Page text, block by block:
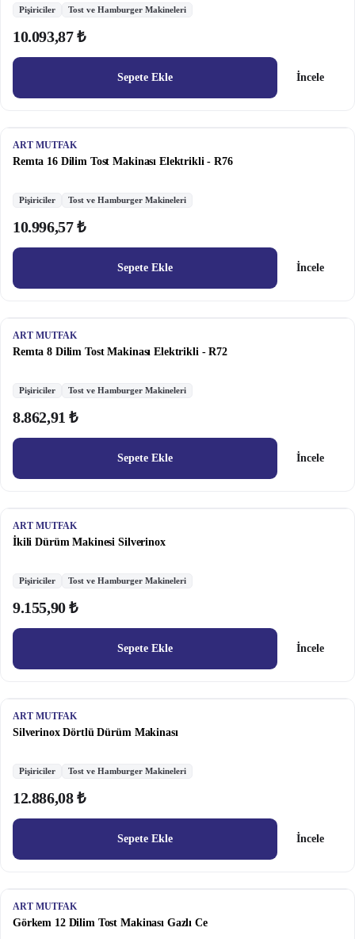
Pişiriciler Tost ve Hamburger Makineleri
10.093,87 ₺
Sepete Ekle İncele
ART MUTFAK
Remta 16 Dilim Tost Makinası Elektrikli - R76
Pişiriciler Tost ve Hamburger Makineleri
10.996,57 ₺
Sepete Ekle İncele
ART MUTFAK
Remta 8 Dilim Tost Makinası Elektrikli - R72
Pişiriciler Tost ve Hamburger Makineleri
8.862,91 ₺
Sepete Ekle İncele
ART MUTFAK
İkili Dürüm Makinesi Silverinox
Pişiriciler Tost ve Hamburger Makineleri
9.155,90 ₺
Sepete Ekle İncele
ART MUTFAK
Silverinox Dörtlü Dürüm Makinası
Pişiriciler Tost ve Hamburger Makineleri
12.886,08 ₺
Sepete Ekle İncele
ART MUTFAK
Görkem 12 Dilim Tost Makinası Gazlı Ce